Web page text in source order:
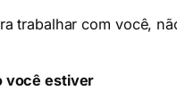
trabalhar com você,
você estiver